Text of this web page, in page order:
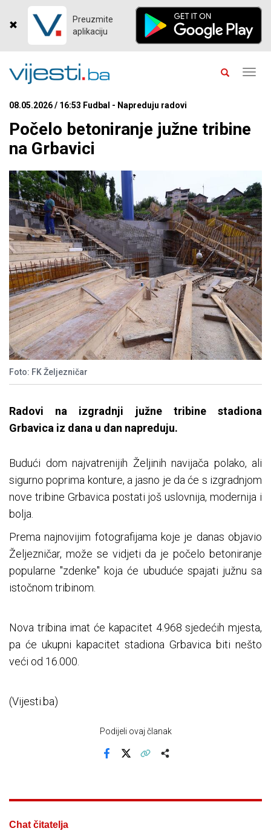
Preuzmite
aplikaciju
08.05.2026 / 16:53 Fudbal - Napreduju radovi
Počelo betoniranje južne tribine
na Grbavici
Foto: FK Željezničar
Radovi na izgradnji južne tribine stadiona
Grbavica iz dana u dan napreduju.
Budući dom najvatrenijih Željinih navijača polako, ali
sigurno poprima konture, a jasno je da će s izgradnjom
nove tribine Grbavica postati još uslovnija, modernija i
bolja.
Prema najnovijim fotografijama koje je danas objavio
Željezničar, može se vidjeti da je počelo betoniranje
popularne "zdenke" koja će ubuduće spajati južnu sa
istočnom tribinom.
Nova tribina imat će kapacitet 4.968 sjedećih mjesta,
pa će ukupni kapacitet stadiona Grbavica biti nešto
veći od 16.000.
(Vijesti.ba)
Podijeli ovaj članak
Chat čitatelja